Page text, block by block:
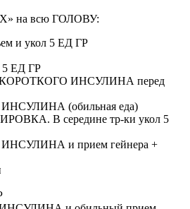
на всю ГОЛОВУ:
и укол 5 ЕД ГР
ЕД ГР
КОРОТКОГО ИНСУЛИНА перед
ИНСУЛИНА (обильная еда)
В середине тр-ки укол 5
ИНСУЛИНА и прием гейнера +